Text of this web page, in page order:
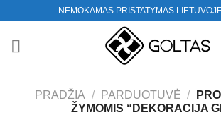
content
NEMOKAMAS PRISTATYMAS
PRADŽIA / PARDUOTUVĖ /
ŽYMOMIS “DEKORACIJA